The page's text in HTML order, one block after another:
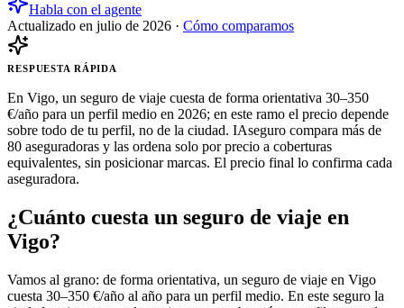
Habla con el agente
Actualizado en julio de 2026 · Cómo comparamos
RESPUESTA RÁPIDA
En Vigo, un seguro de viaje cuesta de forma orientativa 30–350
€/año para un perfil medio en 2026; en este ramo el precio depende
sobre todo de tu perfil, no de la ciudad. IAseguro compara más de
80 aseguradoras y las ordena solo por precio a coberturas
equivalentes, sin posicionar marcas. El precio final lo confirma cada
aseguradora.
¿Cuánto cuesta un seguro de viaje en
Vigo?
Vamos al grano: de forma orientativa, un seguro de viaje en Vigo
cuesta 30–350 €/año al año para un perfil medio. En este seguro la